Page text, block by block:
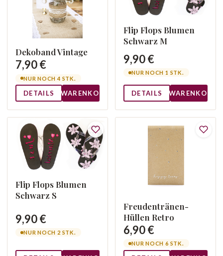
Dekoband Vintage
7,90 €
NUR NOCH 4 STK.
DETAILS WARENKORB
Flip Flops Blumen
Schwarz M
9,90 €
NUR NOCH 1 STK.
DETAILS WARENKORB
Flip Flops Blumen
Schwarz S
9,90 €
NUR NOCH 2 STK.
Freudentränen-
Hüllen Retro
6,90 €
NUR NOCH 6 STK.